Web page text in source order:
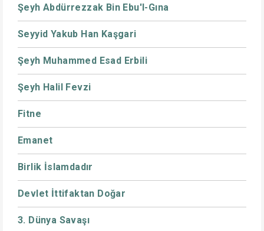
Şeyh Abdürrezzak Bin Ebu'l-Gına
Seyyid Yakub Han Kaşgari
Şeyh Muhammed Esad Erbili
Şeyh Halil Fevzi
Fitne
Emanet
Birlik İslamdadır
Devlet İttifaktan Doğar
3. Dünya Savaşı